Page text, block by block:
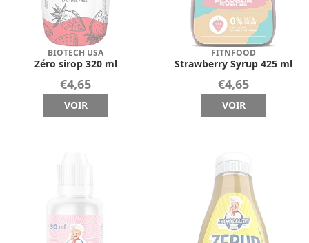
BIOTECH USA
Zéro sirop 320 ml
€4,65
VOIR
FITNFOOD
Strawberry Syrup 425 ml
€4,65
VOIR